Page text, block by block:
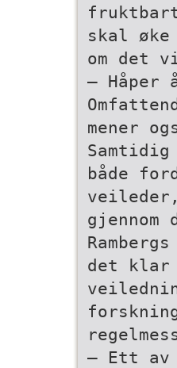
skal
om det
– Håper
mener
både
gjennom
det klar
– Ett av